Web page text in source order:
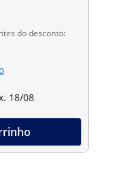
do desconto:
18/08